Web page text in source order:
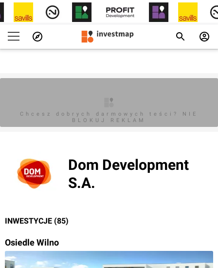
Chcesz dobrych darmowych teści? NIE
BLOKUJ REKLAM
Dom Development
S.A.
INWESTYCJE (85)
Osiedle Wilno